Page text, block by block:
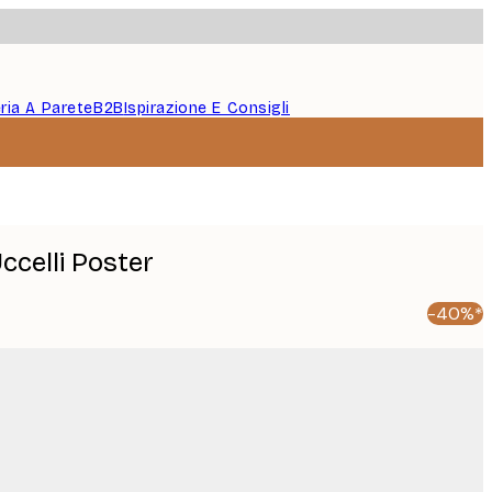
A PareteB2BIspirazione E Consigli
Poster
-40%*